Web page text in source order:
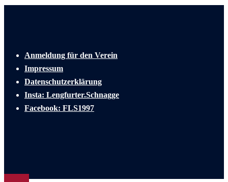
Anmeldung für den Verein
Impressum
Datenschutzerklärung
Insta: Lengfurter.Schnagge
Facebook: FLS1997